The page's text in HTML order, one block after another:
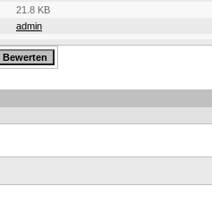
21.8 KB
admin